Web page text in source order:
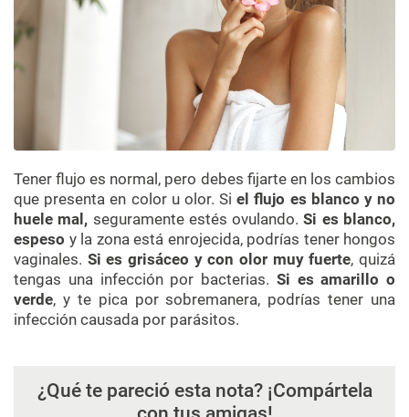
Tener flujo es normal, pero debes fijarte en los cambios
que presenta en color u olor. Siel flujo es blanco y no
huele mal, seguramente estés ovulando.Si es blanco,
espeso y la zona está enrojecida, podrías tener hongos
vaginales. Si es grisáceo y con olor muy fuerte, quizá
tengas una infección por bacterias. Si es amarillo o
verde, y te pica por sobremanera, podrías tener una
infección causada por parásitos.
¿Qué te pareció esta nota? ¡Compártela